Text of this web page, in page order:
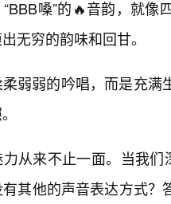
嗓”的🔥音韵，就
无穷的韵味和回甘。
弱弱的吟唱，而是充
从来不止一面。当我们
其他的声音表达方式